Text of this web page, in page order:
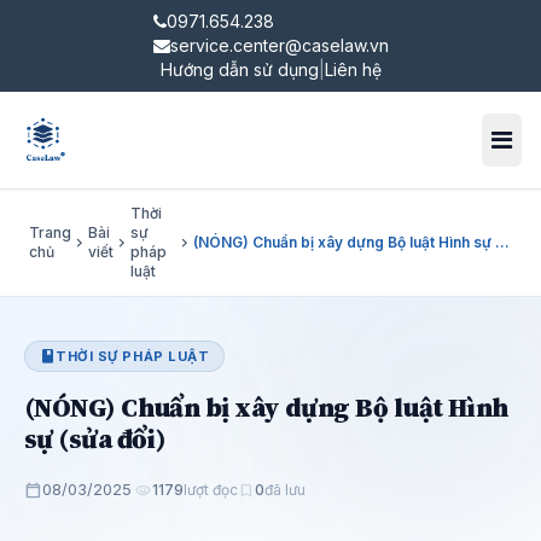
0971.654.238
service.center@caselaw.vn
Hướng dẫn sử dụng Liên hệ
Trang
chủ
chevron_right
Bài
viết chevron_right
Thời
sự
pháp
luật
chevron_right (NÓNG) Chuẩn bị xây dựng Bộ luật Hình sự (sửa đổi)
book THỜI SỰ PHÁP LUẬT
(NÓNG) Chuẩn bị xây dựng Bộ luật Hình
sự (sửa đổi)
calendar_today08/03/2025 visibility1179lượt đọc bookmark 0đã lưu